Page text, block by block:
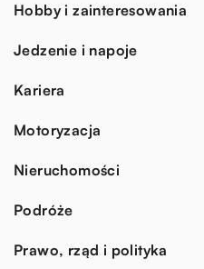
Hobby i zainteresowania
Jedzenie i napoje
Kariera
Motoryzacja
Nieruchomości
Podróże
Prawo, rząd i polityka